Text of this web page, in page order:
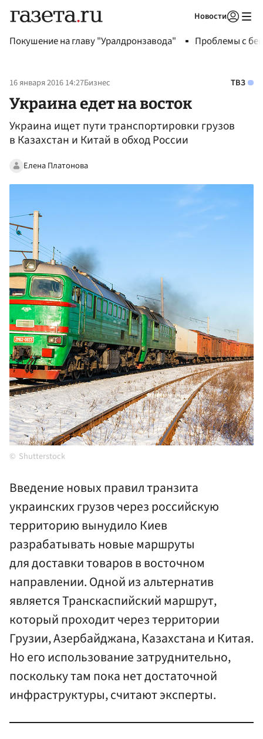
Новости
Покушение на главу "Уралдронзавода" Проблемы с
16 января 2016 14:27Бизнес ТВЗ
Украина едет на восток
Украина ищет пути транспортировки грузов
в Казахстан и Китай в обход России
Елена Платонова
Shutterstock
Введение новых правил транзита
украинских грузов через российскую
территорию вынудило Киев
разрабатывать новые маршруты
для доставки товаров в восточном
направлении. Одной из альтернатив
является Транскаспийский маршрут,
который проходит через территории
Грузии, Азербайджана, Казахстана и Китая.
Но его использование затруднительно,
поскольку там пока нет достаточной
инфраструктуры, считают эксперты.